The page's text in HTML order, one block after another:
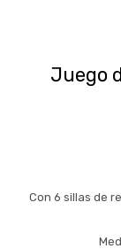
Juego
Con 6 sillas de